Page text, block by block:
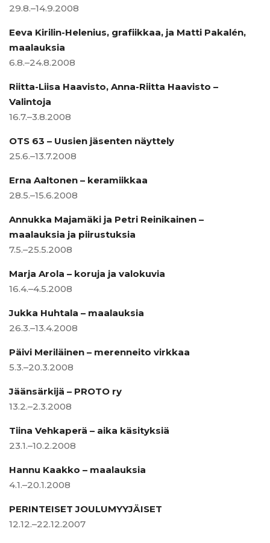
29.8.–14.9.2008
Eeva Kirilin-Helenius, grafiikkaa, ja Matti Pakalén,
maalauksia
6.8.–24.8.2008
Riitta-Liisa Haavisto, Anna-Riitta Haavisto –
Valintoja
16.7.–3.8.2008
OTS 63 – Uusien jäsenten näyttely
25.6.–13.7.2008
Erna Aaltonen – keramiikkaa
28.5.–15.6.2008
Annukka Majamäki ja Petri Reinikainen –
maalauksia ja piirustuksia
7.5.–25.5.2008
Marja Arola – koruja ja valokuvia
16.4.–4.5.2008
Jukka Huhtala – maalauksia
26.3.–13.4.2008
Päivi Meriläinen – merenneito virkkaa
5.3.–20.3.2008
Jäänsärkijä – PROTO ry
13.2.–2.3.2008
Tiina Vehkaperä – aika käsityksiä
23.1.–10.2.2008
Hannu Kaakko – maalauksia
4.1.–20.1.2008
PERINTEISET JOULUMYYJÄISET
12.12.–22.12.2007